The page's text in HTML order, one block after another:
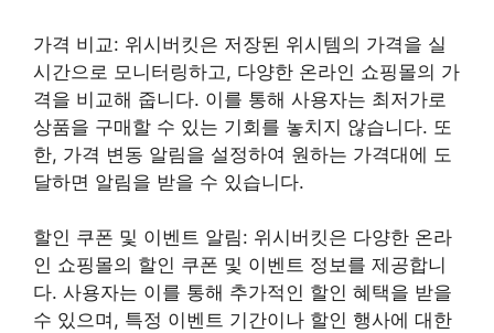
가격 비교: 위시버킷은 저장된 위시템의 가격을 실
시간으로 모니터링하고, 다양한 온라인 쇼핑몰의 가
격을 비교해 줍니다. 이를 통해 사용자는 최저가로
상품을 구매할 수 있는 기회를 놓치지 않습니다. 또
한, 가격 변동 알림을 설정하여 원하는 가격대에 도
달하면 알림을 받을 수 있습니다.
할인 쿠폰 및 이벤트 알림: 위시버킷은 다양한 온라
인 쇼핑몰의 할인 쿠폰 및 이벤트 정보를 제공합니
다. 사용자는 이를 통해 추가적인 할인 혜택을 받을
수 있으며, 특정 이벤트 기간이나 할인 행사에 대한